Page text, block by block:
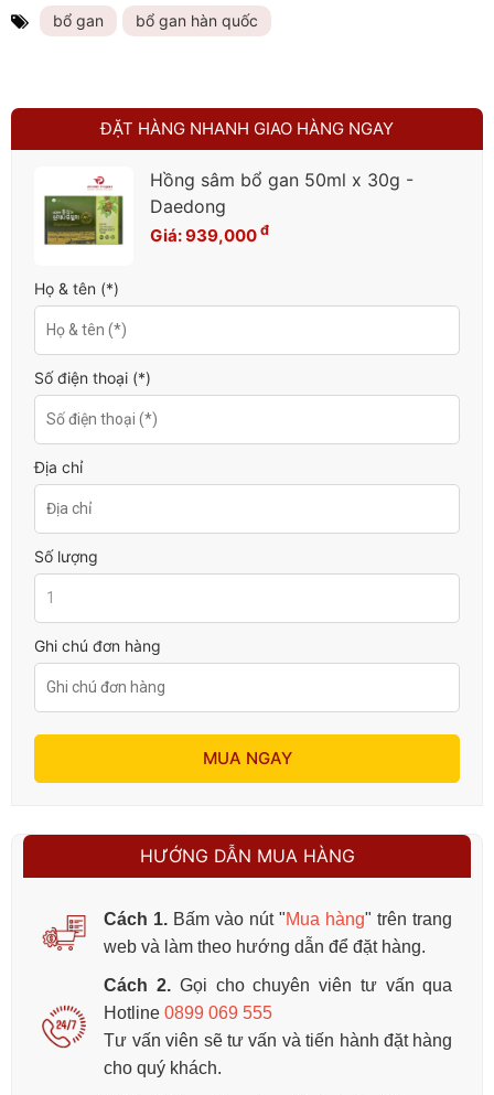
bổ gan bổ gan hàn quốc
ĐẶT HÀNG NHANH GIAO HÀNG NGAY
Hồng sâm bổ gan 50ml x 30g -
Daedong
Giá:939,000 đ
Họ & tên (*)
Số điện thoại (*)
Địa chỉ
Số lượng
Ghi chú đơn hàng
MUA NGAY
HƯỚNG DẪN MUA HÀNG
Cách 1. Bấm vào nút "Mua hàng" trên trang
web và làm theo hướng dẫn để đặt hàng.
Cách 2. Gọi cho chuyên viên tư vấn qua
Hotline0899 069 555
Tư vấn viên sẽ tư vấn và tiến hành đặt hàng
cho quý khách.